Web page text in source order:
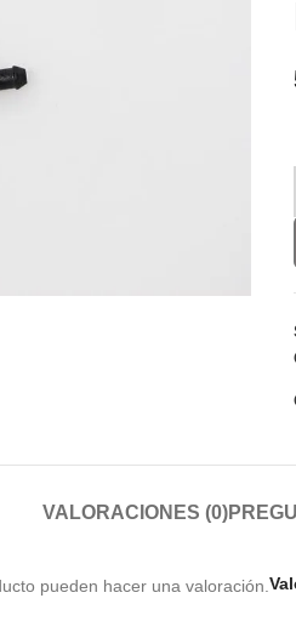
VALORACIONES (0)
pueden hacer una valoración.